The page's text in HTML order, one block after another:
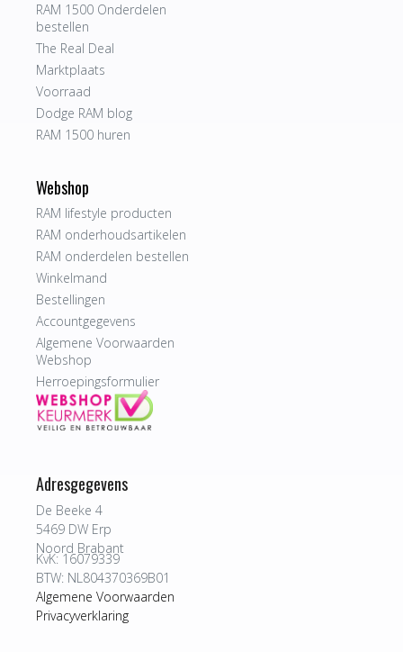
RAM 1500 Onderdelen
bestellen
The Real Deal
Marktplaats
Voorraad
Dodge RAM blog
RAM 1500 huren
Webshop
RAM lifestyle producten
RAM onderhoudsartikelen
RAM onderdelen bestellen
Winkelmand
Bestellingen
Accountgegevens
Algemene Voorwaarden
Webshop
Herroepingsformulier
Adresgegevens
De Beeke 4
5469 DW Erp
Noord Brabant
KvK: 16079339
BTW: NL804370369B01
Algemene Voorwaarden
Privacyverklaring